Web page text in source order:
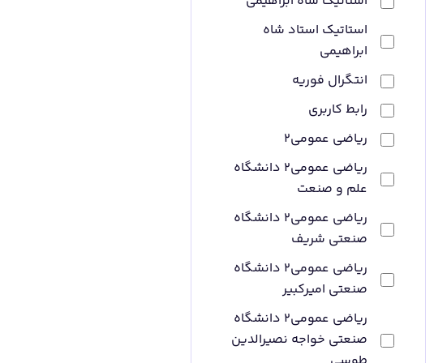
استاتیک استاد شاه
ابراهیمی
انتگرال فوریه
رابط کاربری
ریاضی عمومی2
ریاضی عمومی2 دانشگاه
علم و صنعت
ریاضی عمومی2 دانشگاه
صنعتی شریف
ریاضی عمومی2 دانشگاه
صنعتی امیرکبیر
ریاضی عمومی2 دانشگاه
صنعتی خواجه نصیرالدین